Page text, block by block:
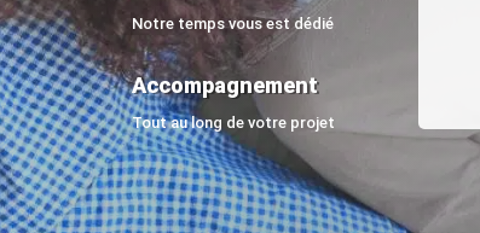
Notre temps vous est dédié
Accompagnement
Tout au long de votre projet